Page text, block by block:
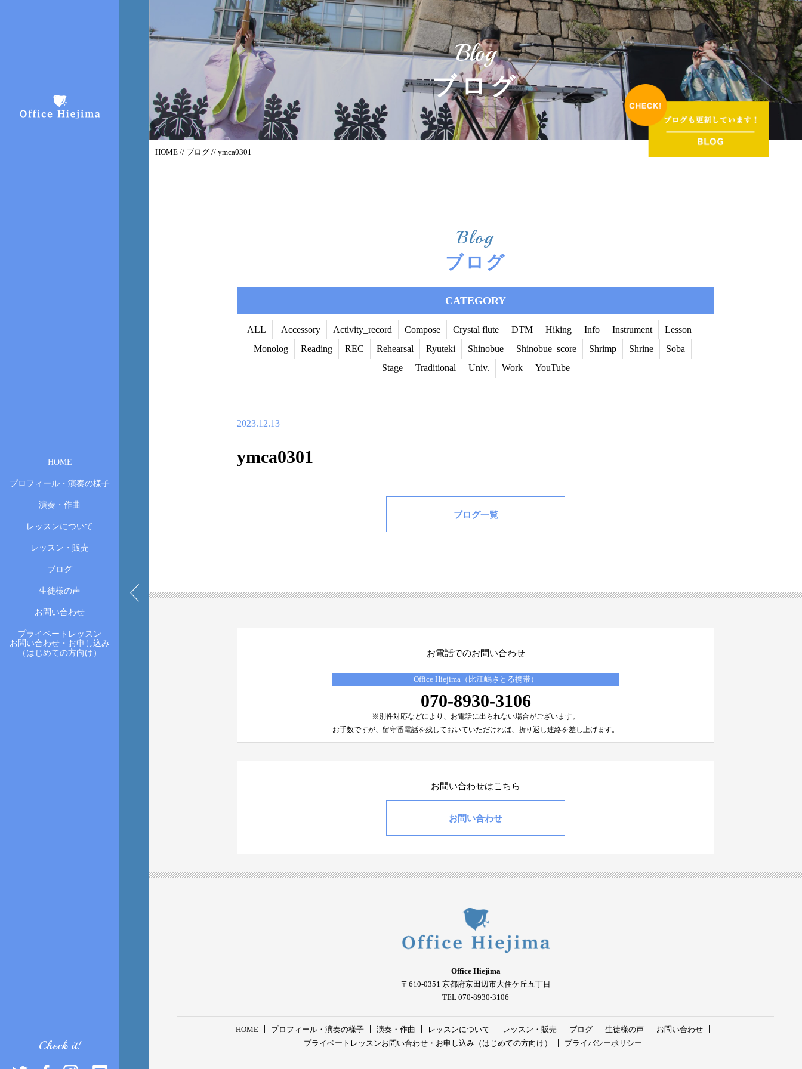
HOME
プロフィール・演奏の様子
演奏・作曲
レッスンについて
レッスン・販売
ブログ
生徒様の声
お問い合わせ
プライベートレッスン
お問い合わせ・お申し込み
（はじめての方向け）
Check it!
Blog
ブログ
HOME // ブログ // ymca0301
Blog
ブログ
CATEGORY
ALL Accessory Activity_record Compose Crystal flute DTM Hiking Info Instrument
Lesson
Monolog
Reading REC Rehearsal Ryuteki Shinobue Shinobue_score Shrimp Shrine
Soba
Stage
Traditional Univ. Work YouTube
2023.12.13
ymca0301
ブログ一覧
お電話でのお問い合わせ
Office Hiejima（比江嶋さとる携帯）
070-8930-3106
※別件対応などにより、 お電話に出られない場合がございます。
お手数ですが、留守番電話を残しておいていただければ、 折り返し連絡を差し上げます。
お問い合わせはこちら
お問い合わせ
Office Hiejima
〒610-0351 京都府京田辺市大住ケ丘五丁目
TEL 070-8930-3106
HOME プロフィール・演奏の様子 演奏・作曲 レッスンについて レッスン・販売 ブログ 生徒様の声
お問い合わせ
プライベートレッスンお問い合わせ・お申し込み（はじめての方向け）
プライバシーポリシー